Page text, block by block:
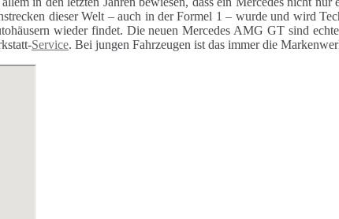
dieser Welt – auch in der Formel 1 – wurde und wird
wieder findet. Die neuen Mercedes AMG GT sind
Service. Bei jungen Fahrzeugen ist das immer die